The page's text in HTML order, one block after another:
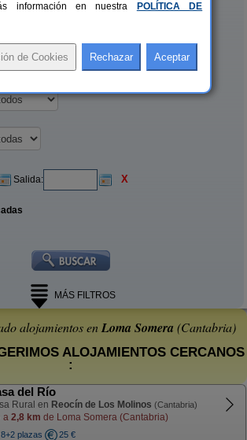
Salida: X
MÁS FILTROS
alojamientos enLoma Somera (Cantabria)
ALOJAMIENTOS CERCANOS
:
del Río
Rural en Reocín de Los Molinos (Cantabria)
a 2,8 km de Loma Somera (Cantabria)
8+2 plazas
25 €
información en nuestra
POLÍTICA DE